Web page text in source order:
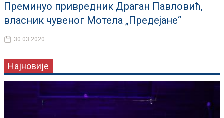
Преминуо привредник Драган Павловић,
власник чувеног Мотела „Предејане“
30.03.2020
Најновије